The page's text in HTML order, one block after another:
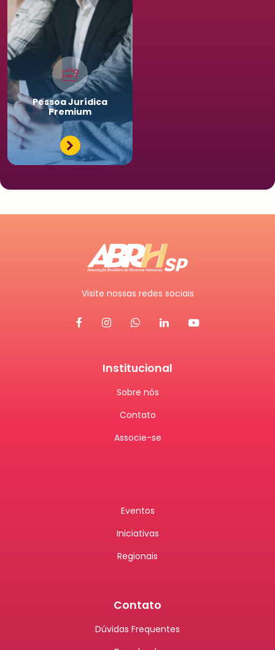
PessoaJurídica
Premium
Visite nossas redes sociais
Institucional
Sobre nós
Contato
Associe-se
Eventos
Iniciativas
Regionais
Contato
Dúvidas Frequentes